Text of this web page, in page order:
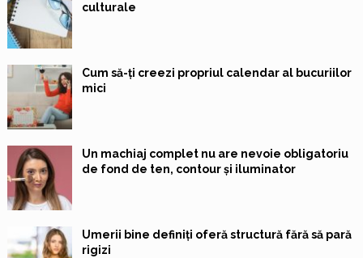
culturale
Cum să-ți creezi propriul calendar al bucuriilor
mici
Un machiaj complet nu are nevoie obligatoriu
de fond de ten, contour și iluminator
Umerii bine definiți oferă structură fără să pară
rigizi